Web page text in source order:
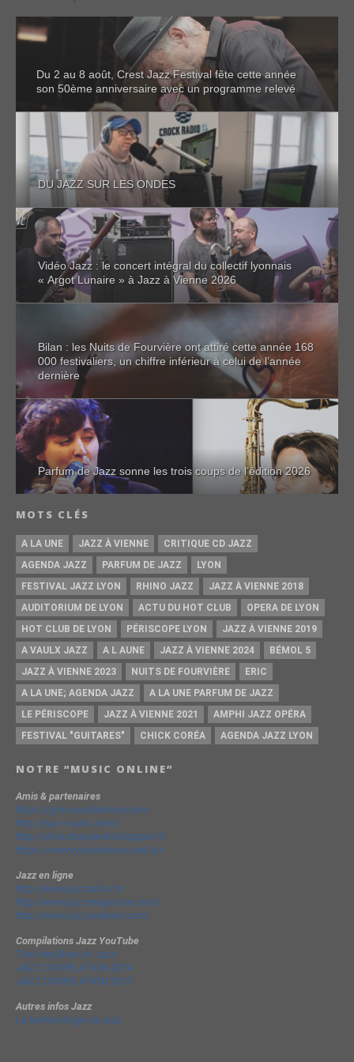
Du 2 au 8 août, Crest Jazz Festival fête cette année
son 50ème anniversaire avec un programme relevé
DU JAZZ SUR LES ONDES
Vidéo Jazz : le concert intégral du collectif lyonnais
« Argot Lunaire » à Jazz à Vienne 2026
Bilan : les Nuits de Fourvière ont attiré cette année 168
000 festivaliers, un chiffre inférieur à celui de l’année
dernière
Parfum de Jazz sonne les trois coups de l’édition 2026
MOTS CLÉS
A LA UNE JAZZ À VIENNE
CRITIQUE CD JAZZ
AGENDA JAZZ
PARFUM DE JAZZ
LYON
FESTIVAL JAZZ LYON
RHINO JAZZ
JAZZ À VIENNE 2018
AUDITORIUM DE LYON
ACTU DU HOT CLUB
OPERA DE LYON
HOT CLUB DE LYON
PÉRISCOPE LYON
JAZZ À VIENNE 2019
A VAULX JAZZ
A L AUNE JAZZ À VIENNE 2024
BÉMOL 5
JAZZ À VIENNE 2023
NUITS DE FOURVIÈRE
ERIC
A LA UNE; AGENDA JAZZ
A LA UNE PARFUM DE JAZZ
LE PÉRISCOPE
JAZZ À VIENNE 2021
AMPHI JAZZ OPÉRA
FESTIVAL "GUITARES"
CHICK CORÉA AGENDA JAZZ LYON
NOTRE “MUSIC ONLINE”
Amis & partenaires
https://groovesidestory.com/
http://lyon-music.com/
http://chrischarpenel.blogspot.fr
https://www.yvesdorison.net/q-r
Jazz en ligne
http://www.jazzradio.fr/
http://www.jazzmagazine.com/
http://www.jazzavienne.com/
Compilations Jazz YouTube
The Very Best of Jazz
JAZZ COMPILATION 2014
JAZZ COMPILATION 2013
Autres infos Jazz
La terminologie du jazz